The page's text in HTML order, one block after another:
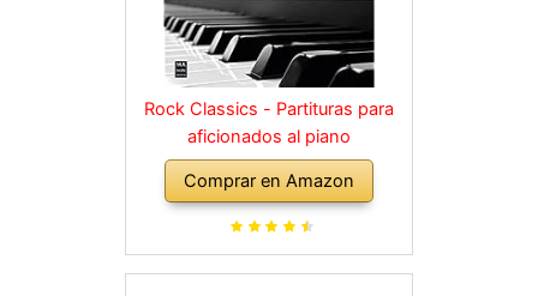
Rock Classics - Partituras para
aficionados al piano
Comprar en Amazon